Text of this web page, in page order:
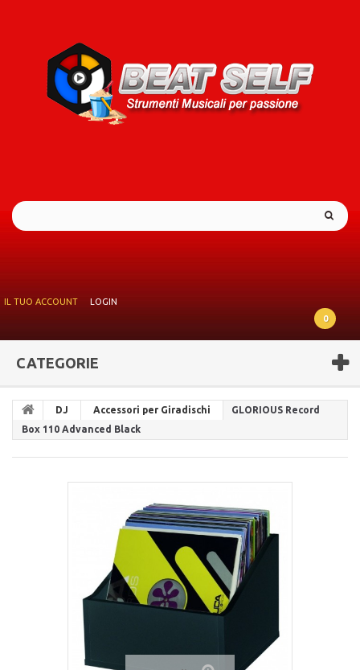
IL TUO ACCOUNT
LOGIN
0
CATEGORIE
DJ Accessori per Giradischi
GLORIOUS Record
Box 110 Advanced Black